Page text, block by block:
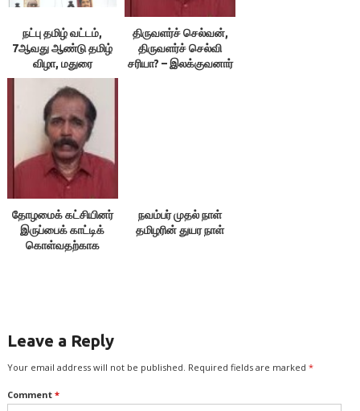
நட்பு தமிழ் வட்டம்,
7ஆவது ஆண்டு தமிழ்
விழா, மதுரை
திருவளர்ச் செல்வன்,
திருவளர்ச் செல்வி
சரியா? – இலக்குவனார்
தோழமைக் கட்சியினர்
இருப்பைக் காட்டிக்
கொள்வதற்காக
நவம்பர் முதல் நாள்
தமிழரின் துயர நாள்
Leave a Reply
Your email address will not be published. Required fields are marked *
Comment *